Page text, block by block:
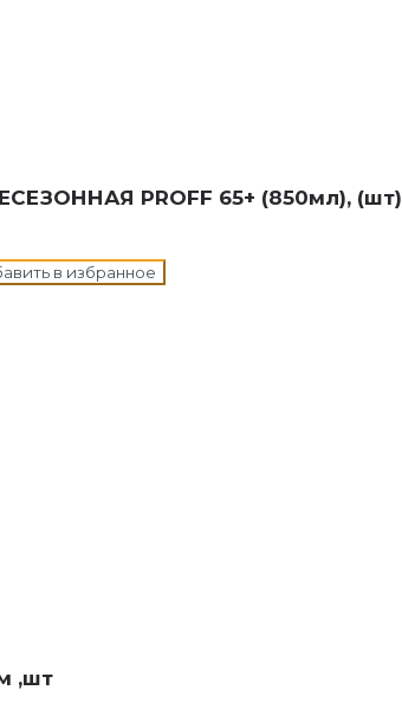
PROFF 65+ (850мл), (шт)
в избранное
,шт